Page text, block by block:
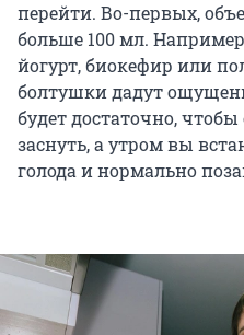
перейти. Во-первых,
больше 100 мл.
йогурт, биокефир или
болтушки дадут
будет достаточно,
заснуть, а утром вы
голода и нормально